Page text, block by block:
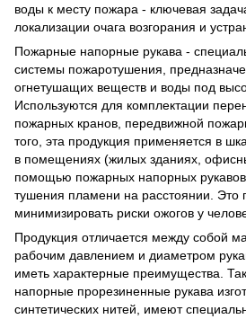
воды к месту пожара - ключевая
локализации очага возгорания и
Пожарные напорные рукава -
системы пожаротушения,
огнетушащих веществ и воды под
Используются для комплектации
пожарных кранов, передвижной
того, эта продукция применяется в
в помещениях (жилых зданиях,
помощью пожарных напорных рукавов
тушения пламени на расстоянии. Это
минимизировать риски ожогов у
Продукция отличается между собой
рабочим давлением и диаметром
иметь характерные преимущества.
напорные прорезиненные рукава
синтетических нитей, имеют